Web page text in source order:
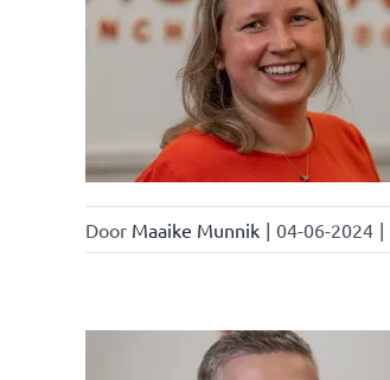
Door Maaike Munnik | 04-06-2024 |